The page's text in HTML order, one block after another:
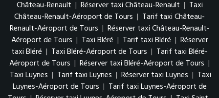
Château-Renault | Réserver taxi Château-Renault | Taxi
Château-Renault-Aéroport de Tours | Tarif taxi Château-
Renault-Aéroport de Tours | Réserver taxi Château-Renault-
Aéroport de Tours | Taxi Bléré | Tarif taxi Bléré | Réserver
taxi Bléré | Taxi Bléré-Aéroport de Tours | Tarif taxi Bléré-
Aéroport de Tours | Réserver taxi Bléré-Aéroport de Tours |
Taxi Luynes | Tarif taxi Luynes | Réserver taxi Luynes | Taxi
Luynes-Aéroport de Tours | Tarif taxi Luynes-Aéroport de